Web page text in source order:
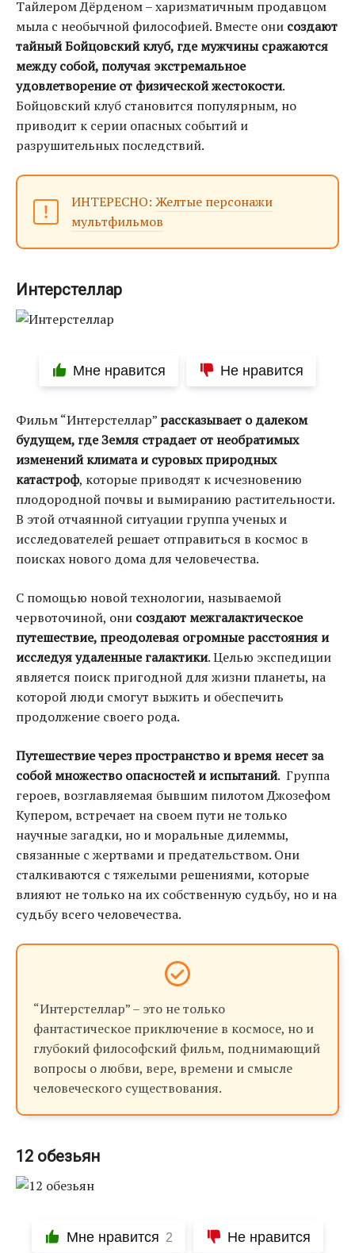
Тайлером Дёрденом – харизматичным продавцом
мыла с необычной философией. Вместе они создают
тайный Бойцовский клуб, где мужчины сражаются
между собой, получая экстремальное
удовлетворение от физической жестокости.
Бойцовский клуб становится популярным, но
приводит к серии опасных событий и
разрушительных последствий.
ИНТЕРЕСНО: Желтые персонажи
мультфильмов
Интерстеллар
Мне нравится Не нравится
Фильм “Интерстеллар” рассказывает о далеком
будущем, где Земля страдает от необратимых
изменений климата и суровых природных
катастроф, которые приводят к исчезновению
плодородной почвы и вымиранию растительности.
В этой отчаянной ситуации группа ученых и
исследователей решает отправиться в космос в
поисках нового дома для человечества.
С помощью новой технологии, называемой
червоточиной, они создают межгалактическое
путешествие, преодолевая огромные расстояния и
исследуя удаленные галактики. Целью экспедиции
является поиск пригодной для жизни планеты, на
которой люди смогут выжить и обеспечить
продолжение своего рода.
Путешествие через пространство и время несет за
собой множество опасностей и испытаний. Группа
героев, возглавляемая бывшим пилотом Джозефом
Купером, встречает на своем пути не только
научные загадки, но и моральные дилеммы,
связанные с жертвами и предательством. Они
сталкиваются с тяжелыми решениями, которые
влияют не только на их собственную судьбу, но и на
судьбу всего человечества.
“Интерстеллар” – это не только
фантастическое приключение в космосе, но и
глубокий философский фильм, поднимающий
вопросы о любви, вере, времени и смысле
человеческого существования.
12 обезьян
Мне нравится 2 Не нравится